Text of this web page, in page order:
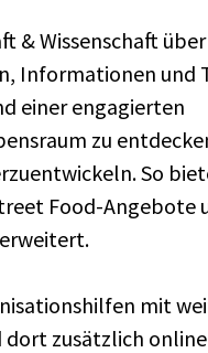
& Wissenschaft
Informationen und
einer engagierten
zu
So
Food-Angebote
mit
dort zusätzlich